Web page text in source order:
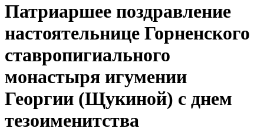
Патриаршее поздравление
настоятельнице Горненского
ставропигиального
монастыря игумении
Георгии (Щукиной) с днем
тезоименитства